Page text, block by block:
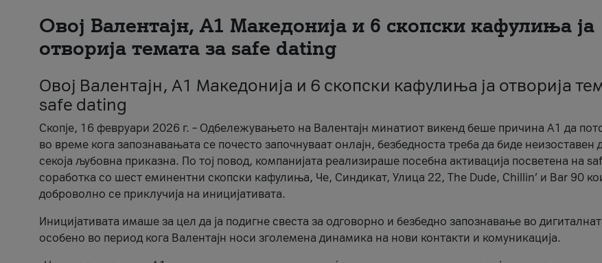
Овој Валентајн, A1 Македонија и 6 скопски кафулиња ја
отворија темата за safe dating
Овој Валентајн, A1 Македонија и 6 скопски кафулиња ја отворија
safe dating
Скопје, 16 февруари 2026 г. – Одбележувањето на Валентајн минатиот викенд беше причина А1 да
во време кога запознавањата се почесто започнуваат онлајн, безбедноста треба да биде неизоставен
секоја љубовна приказна. По тој повод, компанијата реализираше посебна активација посветена на
соработка со шест еминентни скопски кафулиња, Че, Синдикат, Улица 22, The Dude, Chillin’ и Bar 90
доброволно се приклучија на иницијативата.
Иницијативата имаше за цел да ја подигне свеста за одговорно и безбедно запознавање во
особено во период кога Валентајн носи зголемена динамика на нови контакти и комуникација.